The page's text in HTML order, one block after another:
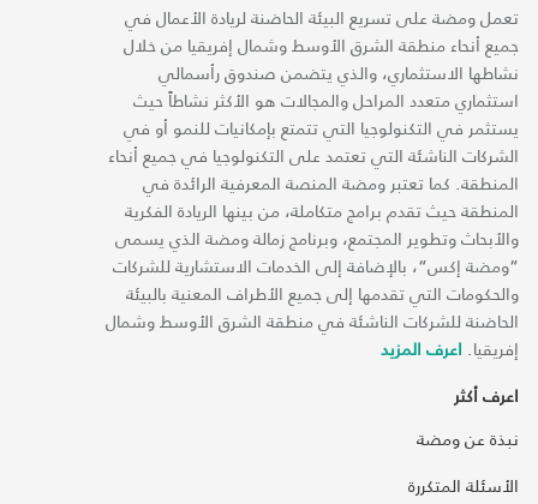
تعمل ومضة على تسريع البيئة الحاضنة لريادة الأعمال في
جميع أنحاء منطقة الشرق الأوسط وشمال إفريقيا من خلال
نشاطها الاستثماري، والذي يتضمن صندوق رأسمالي
استثماري متعدد المراحل والمجالات هو الأكثر نشاطاً حيث
يستثمر في التكنولوجيا التي تتمتع بإمكانيات للنمو أو في
الشركات الناشئة التي تعتمد على التكنولوجيا في جميع أنحاء
المنطقة. كما تعتبر ومضة المنصة المعرفية الرائدة في
المنطقة حيث تقدم برامج متكاملة، من بينها الريادة الفكرية
والأبحاث وتطوير المجتمع، وبرنامج زمالة ومضة الذي يسمى
“ومضة إكس“، بالإضافة إلى الخدمات الاستشارية للشركات
والحكومات التي تقدمها إلى جميع الأطراف المعنية بالبيئة
الحاضنة للشركات الناشئة في منطقة الشرق الأوسط وشمال
إفريقيا. اعرف المزيد
اعرف أكثر
نبذة عن ومضة
الأسئلة المتكررة